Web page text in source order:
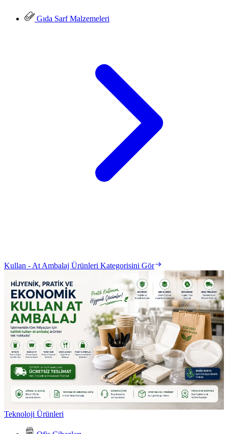
Gıda Sarf Malzemeleri
Kullan - At Ambalaj Ürünleri Kategorisini Gör
Teknoloji Ürünleri